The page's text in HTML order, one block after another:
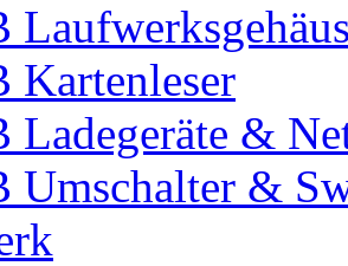
Kartenleser
Ladegeräte &
Umschalter &